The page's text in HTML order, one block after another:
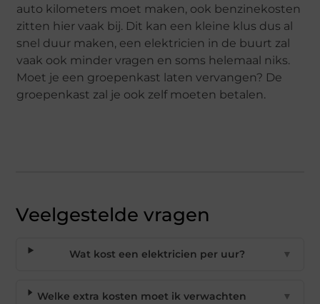
auto kilometers moet maken, ook benzinekosten
zitten hier vaak bij. Dit kan een kleine klus dus al
snel duur maken, een elektricien in de buurt zal
vaak ook minder vragen en soms helemaal niks.
Moet je een groepenkast laten vervangen? De
groepenkast zal je ook zelf moeten betalen.
Veelgestelde vragen
Wat kost een elektricien per uur? ▼
Welke extra kosten moet ik verwachten
▼